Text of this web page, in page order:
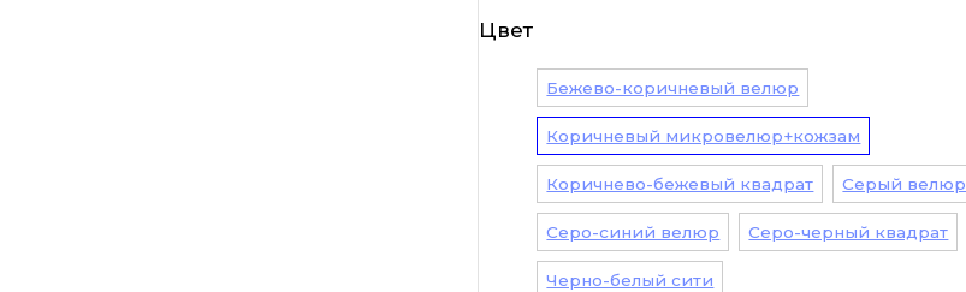
Цвет
Бежево-коричневый велюр
Коричневый микровелюр+кожзам
Коричнево-бежевый квадрат Серый велюр
Серо-синий велюр Серо-черный квадрат
Черно-белый сити